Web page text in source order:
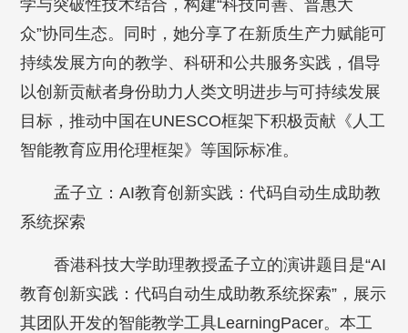
学与突破性技术结合，构建“科技向善、普惠大
众”协同生态。同时，她分享了在新质生产力赋能可
持续发展方向的教学、科研和公共服务实践，倡导
以创新贡献者身份助力人类文明进步与可持续发展
目标，推动中国在UNESCO框架下积极贡献《人工
智能教育应用伦理框架》等国际标准。
孟子立：AI教育创新实践：代码自动生成助教
系统探索
香港科技大学助理教授孟子立的演讲题目是“AI
教育创新实践：代码自动生成助教系统探索”，展示
其团队开发的智能教学工具LearningPacer。本工